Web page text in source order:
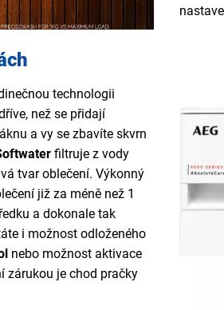
technologii
než se přidají
a vy se zbavíte skvrn
filtruje z vody
tvar oblečení. Výkonný
již za méně než 1
a dokonale tak
i možnost odloženého
nebo možnost aktivace
zárukou je chod pračky